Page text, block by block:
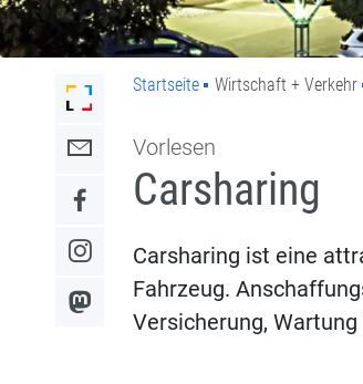
Link zur Startseite der Stadt Lahr
Link zum Kontaktformular
Link zum Facebook-Auftritt
Link zum Instagram-Auftritt
Link zum Mastodon-Kanal
Startseite Wirtschaft + Verkehr
Vorlesen
Carsharing
Carsharing ist eine
Fahrzeug.
Versicherung,